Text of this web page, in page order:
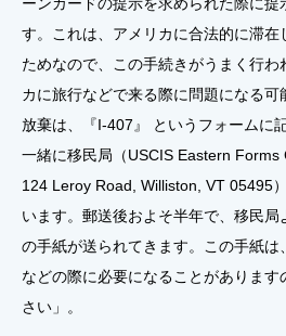
す。これは、アメリカに合法的に滞
ためなので、この手続きがうまく行わ
カに旅行などで来る際に問題になる
放棄は、『I-407』 というフォームに
一緒に移民局（USCIS Eastern Forms
124 Leroy Road, Williston, VT 05495
います。郵送後およそ半年で、移民局
の手紙が送られてきます。この手紙は
などの際に必要になることがありま
さい」。